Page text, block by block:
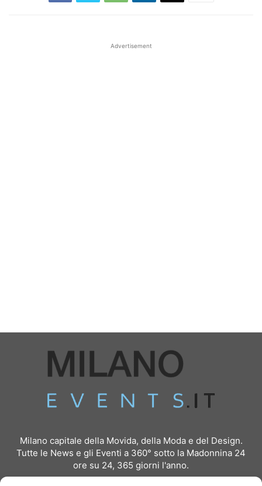
Advertisement
Milano capitale della Movida, della Moda e del Design.
Tutte le News e gli Eventi a 360° sotto la Madonnina 24
ore su 24, 365 giorni l'anno.